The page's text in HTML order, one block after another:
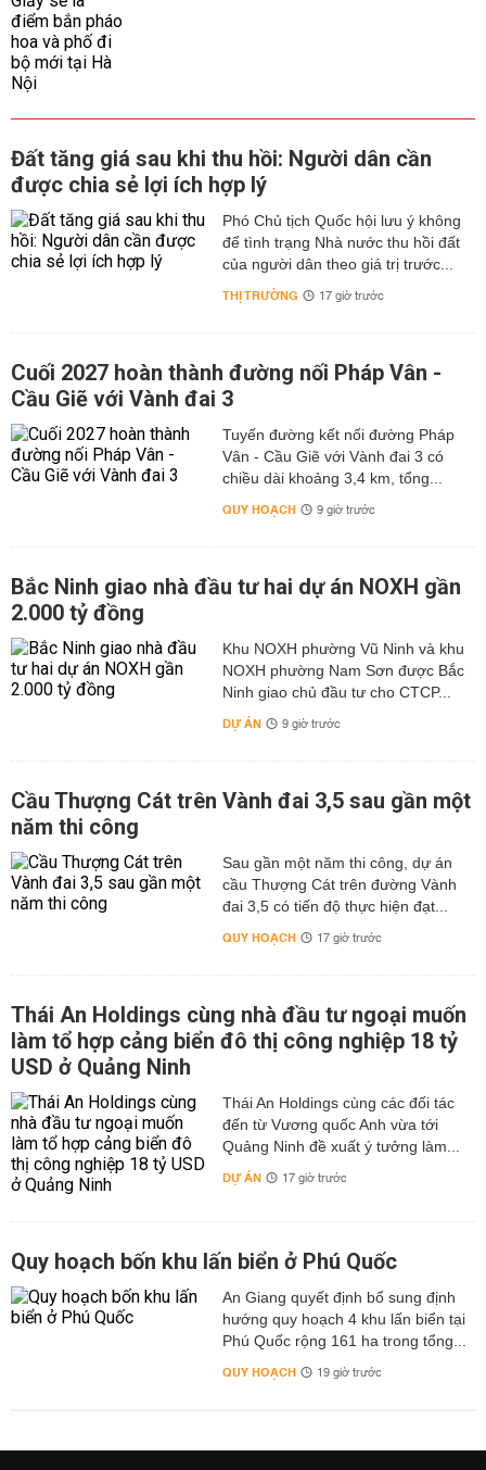
Đất tăng giá sau khi thu hồi: Người dân cần
được chia sẻ lợi ích hợp lý
Phó Chủ tịch Quốc hội lưu ý không
để tình trạng Nhà nước thu hồi đất
của người dân theo giá trị trước...
THỊ TRƯỜNG 17 giờ trước
Cuối 2027 hoàn thành đường nối Pháp Vân -
Cầu Giẽ với Vành đai 3
Tuyến đường kết nối đường Pháp
Vân - Cầu Giẽ với Vành đai 3 có
chiều dài khoảng 3,4 km, tổng...
QUY HOẠCH 9 giờ trước
Bắc Ninh giao nhà đầu tư hai dự án NOXH gần
2.000 tỷ đồng
Khu NOXH phường Vũ Ninh và khu
NOXH phường Nam Sơn được Bắc
Ninh giao chủ đầu tư cho CTCP...
DỰ ÁN 9 giờ trước
Cầu Thượng Cát trên Vành đai 3,5 sau gần một
năm thi công
Sau gần một năm thi công, dự án
cầu Thượng Cát trên đường Vành
đai 3,5 có tiến độ thực hiện đạt...
QUY HOẠCH 17 giờ trước
Thái An Holdings cùng nhà đầu tư ngoại muốn
làm tổ hợp cảng biển đô thị công nghiệp 18 tỷ
USD ở Quảng Ninh
Thái An Holdings cùng các đối tác
đến từ Vương quốc Anh vừa tới
Quảng Ninh đề xuất ý tưởng làm...
DỰ ÁN 17 giờ trước
Quy hoạch bốn khu lấn biển ở Phú Quốc
An Giang quyết định bổ sung định
hướng quy hoạch 4 khu lấn biển tại
Phú Quốc rộng 161 ha trong tổng...
QUY HOẠCH 19 giờ trước